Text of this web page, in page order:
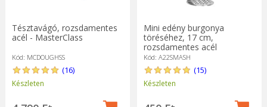
Tésztavágó, rozsdamentes
acél - MasterClass
Kód: MCDOUGHSS
(16)
Készleten
Mini edény burgonya
töréséhez, 17 cm,
rozsdamentes acél
Kód: A22SMASH
(15)
Készleten